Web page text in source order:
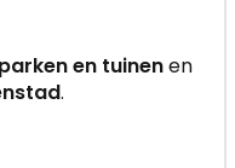
parken en tuinenen
.